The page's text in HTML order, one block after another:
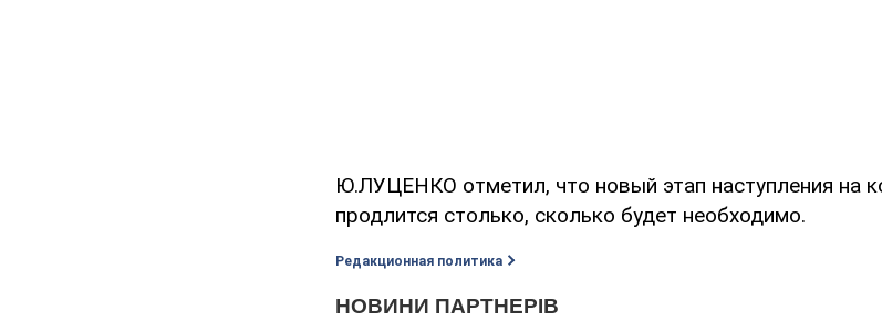
Ю.ЛУЦЕНКО отметил, что новый этап наступления на
продлится столько, сколько будет необходимо.
Редакционная политика